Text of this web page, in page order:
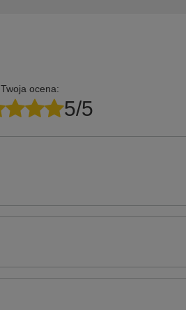
Twoja ocena:
5/5